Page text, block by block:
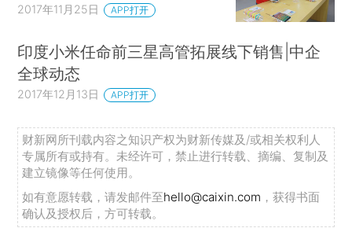
2017年11月25日 APP打开
印度小米任命前三星高管拓展线下销售|中企
全球动态
2017年12月13日 APP打开
财新网所刊载内容之知识产权为财新传媒及/或相关权利人
专属所有或持有。未经许可，禁止进行转载、摘编、复制及
建立镜像等任何使用。
如有意愿转载，请发邮件至hello@caixin.com ，获得书面
确认及授权后，方可转载。